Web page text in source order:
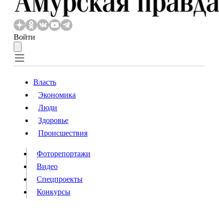
Войти
Власть
Происшествия
Видео
Конкурсы
Власть
Экономика
Люди
Здоровье
Происшествия
Фоторепортажи
Видео
Спецпроекты
Конкурсы